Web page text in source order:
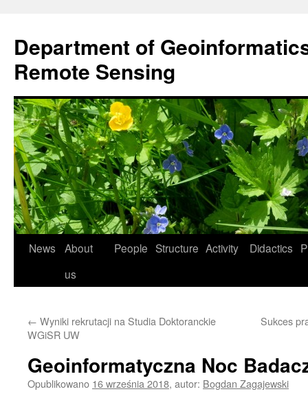
treści
Department of
Remote Sensing
News
About
us
People Structure Activity Didactics
← Wyniki rekrutacji na Studia Doktoranckie
WGiSR UW
Sukces
Geoinformatyczna Noc
Opublikowano 16 września 2018, autor: Bogdan Zagajewski